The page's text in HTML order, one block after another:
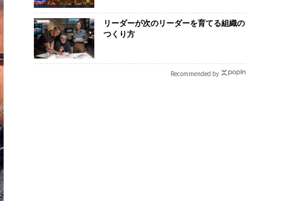
リーダーが次のリーダーを育てる組織の
つくり方
Recommended by